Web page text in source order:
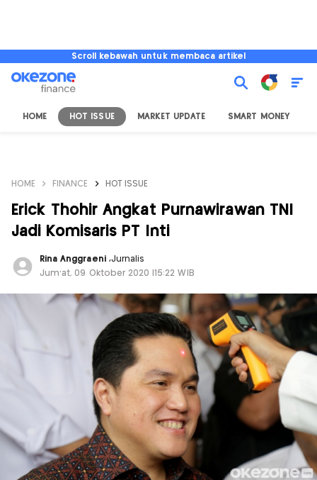
Scroll kebawah untuk membaca artikel
HOME HOT ISSUE MARKET UPDATE SMART MONEY
HOME FINANCE HOT ISSUE
Erick Thohir Angkat Purnawirawan TNI
Jadi Komisaris PT Inti
Rina Anggraeni ,Jurnalis
Jum'at, 09 Oktober 2020 |15:22 WIB